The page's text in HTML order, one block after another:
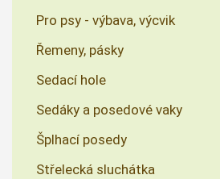
Pro psy - výbava, výcvik
Řemeny, pásky
Sedací hole
Sedáky a posedové vaky
Šplhací posedy
Střelecká sluchátka